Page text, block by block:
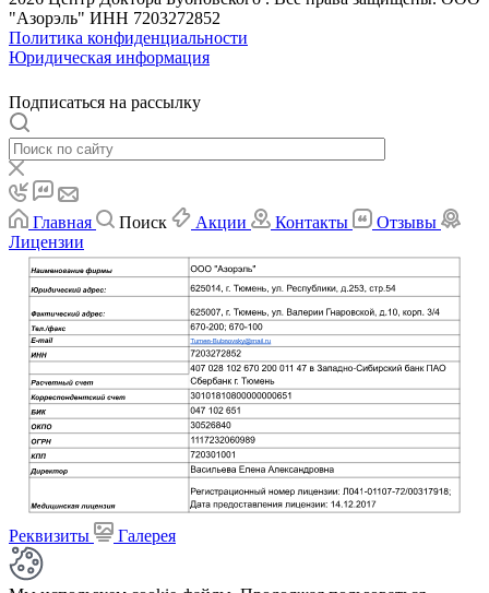
"Азорэль" ИНН 7203272852
Политика конфиденциальности
Юридическая информация
Подписаться на рассылку
Главная Поиск Акции Контакты
Отзывы
Лицензии
Реквизиты Галерея